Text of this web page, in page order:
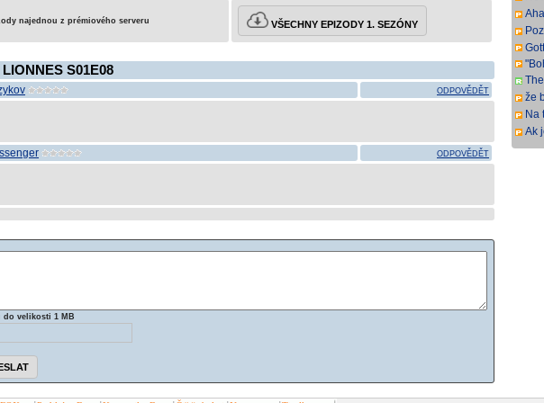
najednou z prémiového serveru VŠECHNY EPIZODY 1. SEZÓNY
S01E08
ODPOVĚDĚT
ODPOVĚDĚT
velikosti 1 MB
ma
že
Na
Ak